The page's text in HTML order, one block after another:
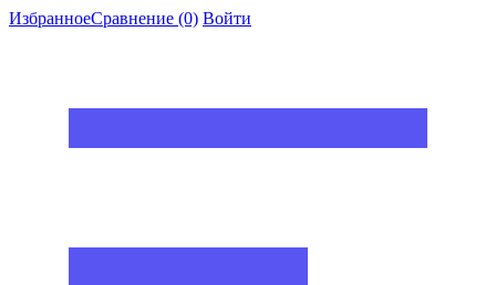
ИзбранноеСравнение (0) Войти